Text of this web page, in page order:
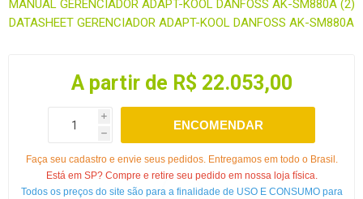
MANUAL GERENCIADOR ADAPT-KOOL DANFOSS AK-SM880A (2)
DATASHEET GERENCIADOR ADAPT-KOOL DANFOSS AK-SM880A
A partir de R$ 22.053,00
i
h
ENCOMENDAR
Faça seu cadastro e envie seus pedidos. Entregamos em todo o Brasil.
Está em SP? Compre e retire seu pedido em nossa loja física.
Todos os preços do site são para a finalidade de USO E CONSUMO para